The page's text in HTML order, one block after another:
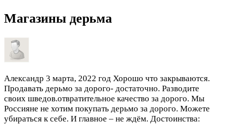
Магазины дерьма
Александр 3 марта, 2022 год Хорошо что закрываются.
Продавать дерьмо за дорого- достаточно. Разводите
своих шведов.отвратительное качество за дорого. Мы
Россияне не хотим покупать дерьмо за дорого. Можете
убираться к себе. И главное – не ждём. Достоинства: